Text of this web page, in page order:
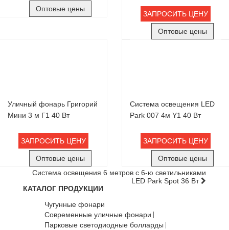
Оптовые цены
ЗАПРОСИТЬ ЦЕНУ
Оптовые цены
Уличный фонарь Григорий
Мини 3 м Г1 40 Вт
ЗАПРОСИТЬ ЦЕНУ
Оптовые цены
Система освещения LED
Park 007 4м Y1 40 Вт
ЗАПРОСИТЬ ЦЕНУ
Оптовые цены
Система освещения 6 метров с 6-ю светильниками
LED Park Spot 36 Вт
КАТАЛОГ ПРОДУКЦИИ
Чугунные фонари
Современные уличные фонари
Парковые светодиодные болларды